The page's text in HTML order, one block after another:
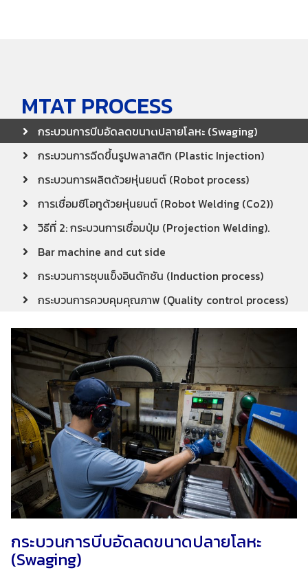
MTAT PROCESS
กระบวนการบีบอัดลดขนาดปลายโลหะ (Swaging)
กระบวนการฉีดขึ้นรูปพลาสติก (Plastic Injection)
กระบวนการผลิตด้วยหุ่นยนต์ (Robot process)
การเชื่อมซีโอทูด้วยหุ่นยนต์ (Robot Welding (Co2))
วิธีที่ 2: กระบวนการเชื่อมปุ่ม (Projection Welding).
Bar machine and cut side
กระบวนการชุบแข็งอินดักชัน (Induction process)
กระบวนการควบคุมคุณภาพ (Quality control process)
กระบวนการบีบอัดลดขนาดปลายโลหะ
(Swaging)